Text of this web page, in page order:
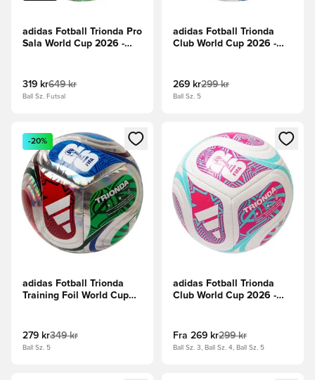
adidas Fotball Trionda Pro
Sala World Cup 2026 -
319 kr649 kr
Ball Sz. Futsal
adidas Fotball Trionda
Club World Cup 2026 -
269 kr299 kr
Ball Sz. 5
Åpner en Modal for å logge inn eller registrere deg som
-20%
adidas Fotball Trionda
Training Foil World Cup
279 kr349 kr
Ball Sz. 5
Åpner en Modal for å logge
adidas Fotball Trionda
Club World Cup 2026 -
Fra 269 kr299 kr
Ball Sz. 3, Ball Sz. 4, Ball Sz. 5